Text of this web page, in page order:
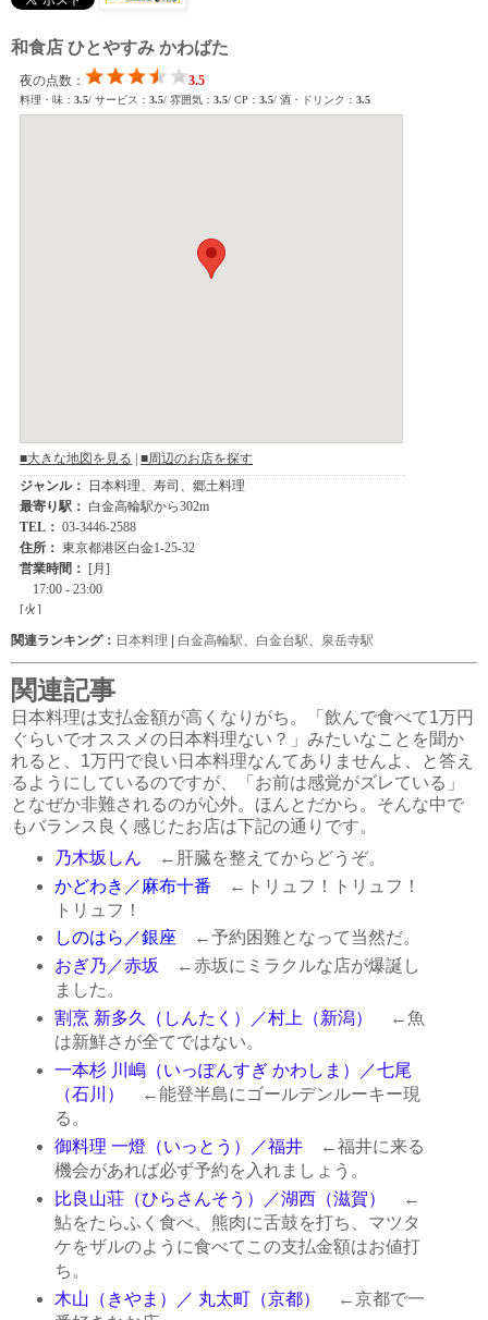
和食店 ひとやすみ かわばた
関連ランキング： 日本料理 | 白金高輪駅 白金台駅 泉岳寺駅
関連記事
日本料理は支払金額が高くなりがち。「飲んで食べて1万円
ぐらいでオススメの日本料理ない？」みたいなことを聞か
れると、1万円で良い日本料理なんてありませんよ、と答え
るようにしているのですが、「お前は感覚がズレている」
となぜか非難されるのが心外。ほんとだから。そんな中で
もバランス良く感じたお店は下記の通りです。
乃木坂しん ←肝臓を整えてからどうぞ。
かどわき／麻布十番 ←トリュフ！トリュフ！
トリュフ！
しのはら／銀座 ←予約困難となって当然だ。
おぎ乃／赤坂 ←赤坂にミラクルな店が爆誕し
ました。
割烹 新多久（しんたく）／村上（新潟）
←魚
は新鮮さが全てではない。
一本杉 川嶋（いっぽんすぎ かわしま）／七尾
（石川）
←能登半島にゴールデンルーキー現
る。
御料理 一燈（いっとう）／福井←福井に来る
機会があれば必ず予約を入れましょう。
比良山荘（ひらさんそう）／湖西（滋賀）
←
鮎をたらふく食べ、熊肉に舌鼓を打ち、マツタ
ケをザルのように食べてこの支払金額はお値打
ち。
木山（きやま）／ 丸太町（京都）
←京都で一